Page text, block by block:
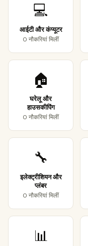
💻
आईटी और कंप्यूटर
0 नौकरियां मिलीं
🏠
घरेलू और
हाउसकीपिंग
0 नौकरियां मिलीं
🔧
इलेक्ट्रीशियन और
प्लंबर
0 नौकरियां मिलीं
📊